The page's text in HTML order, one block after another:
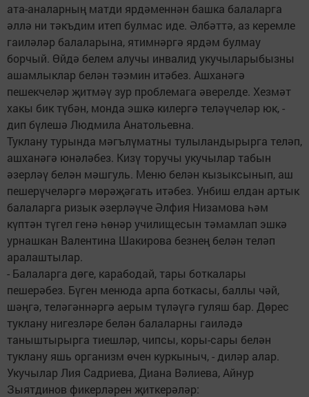
ата-аналарның матди ярдәменнән башка балаларга
әллә ни тәкъдим итеп булмас иде. Әлбәттә, аз керемле
гаиләләр балаларына, ятимнәргә ярдәм булмау
борчый. Өйдә белем алучы инвалид укучыларыбызны
ашамлыклар белән тәэмин итәбез. Ашханәгә
пешекчеләр җитмәү зур проблемага әверелде. Хезмәт
хакы бик түбән, монда эшкә килергә теләүчеләр юк, -
дип бүлешә Людмила Анатольевна.
Туклану турында мәгълүматны тулыландырырга теләп,
ашханәгә юнәләбез. Кизү торучы укучылар табын
әзерләү белән мәшгуль. Меню белән кызыксынып, аш
пешерүчеләргә мөрәҗәгать итәбез. Унбиш елдан артык
балаларга ризык әзерләүче Әлфия Низамова һәм
күптән түгел генә һөнәр училищесын тәмамлап эшкә
урнашкан Валентина Шакирова безнең белән теләп
аралаштылар.
- Балаларга дөге, карабодай, тары боткалары
пешерәбез. Бүген менюда арпа боткасы, баллы чәй,
шәңгә, теләгәннәргә аерым түләүгә гуляш бар. Дөрес
туклану нигезләре белән балаларны гаиләдә
таныштырырга тиешләр, чипсы, коры-сары белән
туклану яшь организм өчен куркыныч, - диләр алар.
Укучылар Лия Садриева, Диана Вәлиева, Айнур
Зыятдинов фикерләрен җиткерәләр: